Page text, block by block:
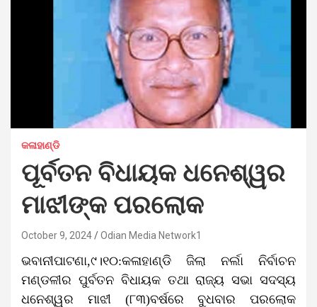
କଳାହାଣ୍ଡି
ପୂର୍ବତନ ବିଧାୟକ ଧନେଶ୍ୱର
ମାଝୀଙ୍କ ପରଲୋକ
October 9, 2024 Odian Media Network1
ଭବାନୀପାଟଣା,୯।୧୦:କଳାହାଣ୍ଡି ଜିଲା ନର୍ଲା ନିର୍ବାଚନ
ମଣ୍ଡଳୀର ପୁର୍ବତନ ବିଧାୟକ ତଥା ରାଜ୍ୟ ସଭା ସଦସ୍ୟ
ଧନେଶ୍ୱର ମାଝୀ (୮୩)ବର୍ଷରେ ବୁଧବାର ପରଲୋକ